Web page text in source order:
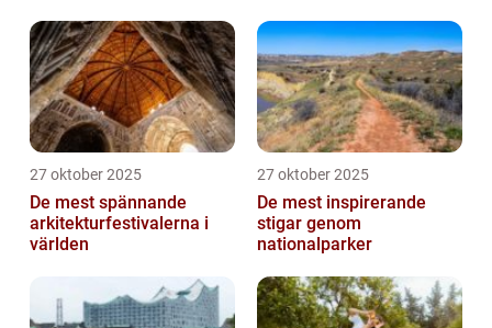
27 oktober 2025
De mest spännande
arkitekturfestivalerna i
världen
27 oktober 2025
De mest inspirerande
stigar genom
nationalparker